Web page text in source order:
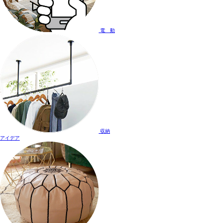
電 動
収納
アイデア